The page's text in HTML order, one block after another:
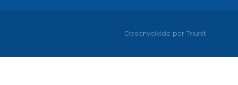
Desenvolvido por Triunit